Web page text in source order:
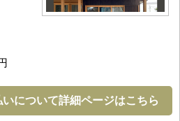
について詳細ページはこちら